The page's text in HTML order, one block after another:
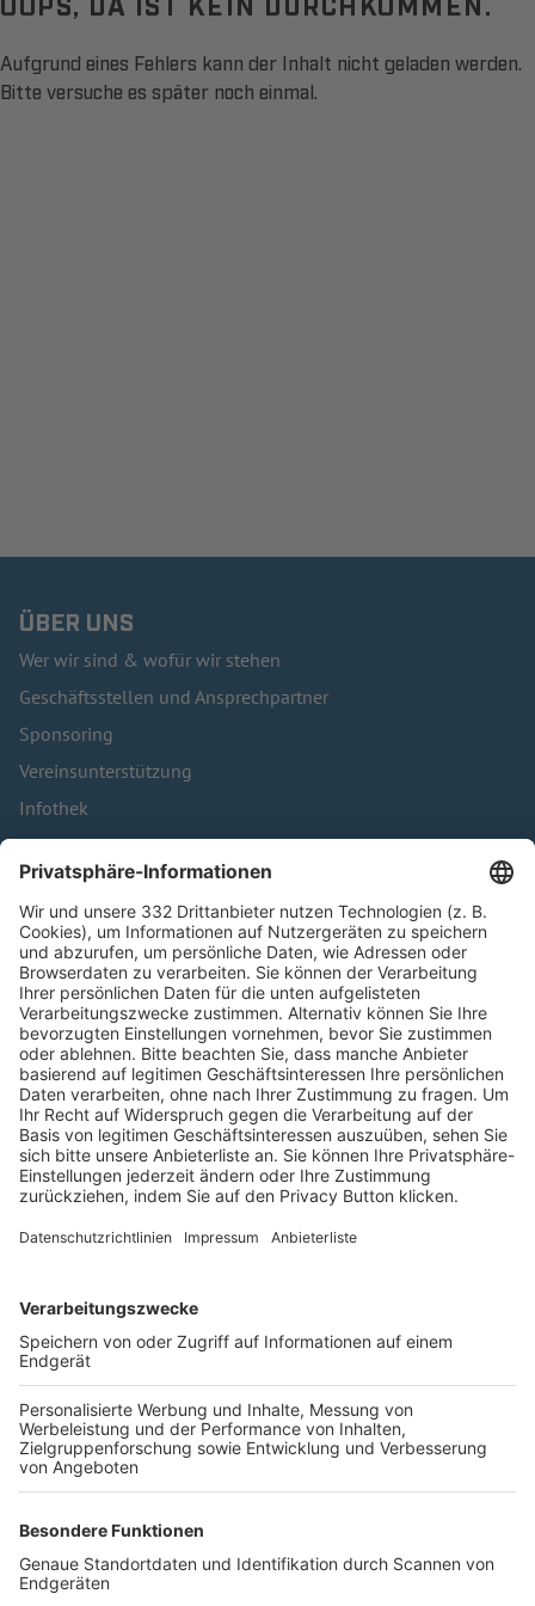
Aufgrund eines Fehlers kann der Inhalt nicht geladen werden.
Bitte versuche es später noch einmal.
ÜBER UNS
Wer wir sind & wofür wir stehen
Geschäftsstellen und Ansprechpartner
Sponsoring
Vereinsunterstützung
Infothek
Kontakt
HÄUFIG BESUCHTE SEITEN
Pässe und Vereinswechsel
Trainerausbildung
Schulungsangebot Vereinsmitarbeiter
BFV-Geschäftsstellen
Trainerbörse
Login SpielPlus
FOLGE DEM BFV
TOP-VEREINE
TOP-PARTNER